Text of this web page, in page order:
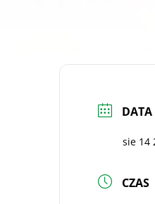
DATA
sie 14
CZAS